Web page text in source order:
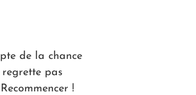
de la chance
regrette pas
!